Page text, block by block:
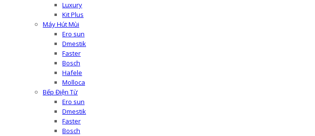
Luxury
Kit Plus
Máy Hút Mùi
Ero sun
Dmestik
Faster
Bosch
Hafele
Molloca
Bếp Điện Từ
Ero sun
Dmestik
Faster
Bosch